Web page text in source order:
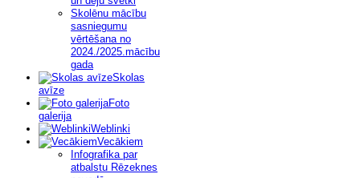
Skolēnu mācību
sasniegumu
vērtēšana no
2024./2025.mācību
gada
Skolas
avīze
Foto
galerija
Weblinki
Vecākiem
Infografika par
atbalstu Rēzeknes